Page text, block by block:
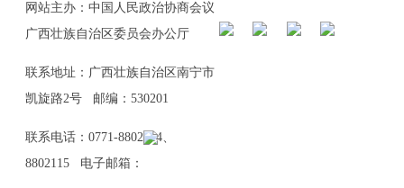
网站主办：中国人民政治协商会议
广西壮族自治区委员会办公厅
联系地址：广西壮族自治区南宁市
凯旋路2号 邮编：530201
联系电话：0771-8802114、
8802115 电子邮箱：